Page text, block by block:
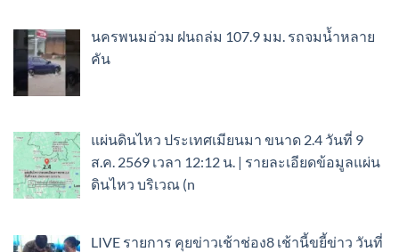
นครพนมอ่วม ฝนถล่ม 107.9 มม. รถจมน้ำหลาย
คัน
แผ่นดินไหว ประเทศเมียนมา ขนาด 2.4 วันที่ 9
ส.ค. 2569 เวลา 12:12 น. | รายละเอียดข้อมูลแผ่น
ดินไหว บริเวณ (n
LIVE รายการ คุยข่าวเช้าช่อง8 เช้านี้ขยี้ข่าว วันที่